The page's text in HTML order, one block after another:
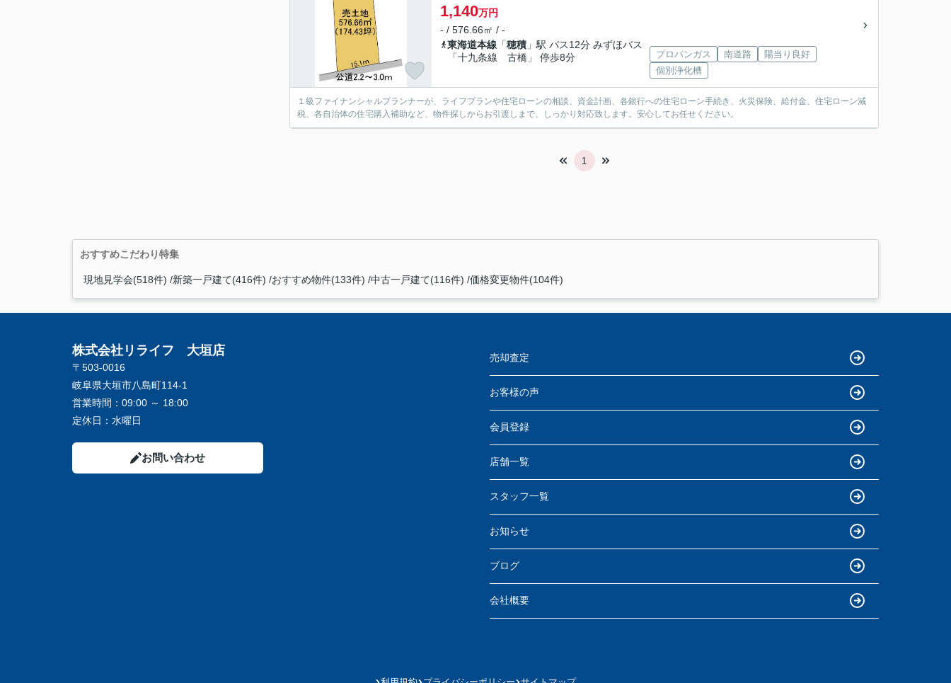
1,140万円
- / 576.66㎡ / -
東海道本線 「穂積 」駅 バス12分 みずほバス
「十九条線 古橋」 停歩8分
プロパンガス 南道路
陽当り良好
個別浄化槽
１級ファイナンシャルプランナーが、ライフプランや住宅ローンの相談、資金計画、各銀行への住宅ローン手続き、火災保険、給付金、住宅ローン減
税、各自治体の住宅購入補助など、物件探しからお引渡しまで、しっかり対応致します。安心してお任せください。
1
おすすめこだわり特集
現地見学会(518件) 新築一戸建て(416件) おすすめ物件(133件) 中古一戸建て(116件) 価格変更物件(104件)
株式会社リライフ 大垣店
〒503-0016
岐阜県大垣市八島町114-1
営業時間： 09:00 ～ 18:00
定休日： 水曜日
お問い合わせ
売却査定
お客様の声
会員登録
店舗一覧
スタッフ一覧
お知らせ
ブログ
会社概要